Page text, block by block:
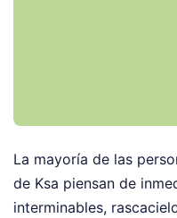
La mayoría de las
de Ksa piensan de
interminables,